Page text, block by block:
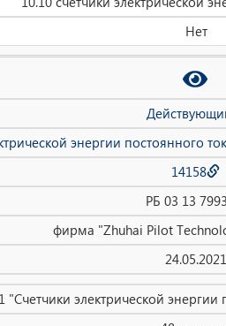
Нет
энергии постоянного
14158
РБ 03 13
фирма "Zhuhai Pilot
24.05.2021
электрической энергии